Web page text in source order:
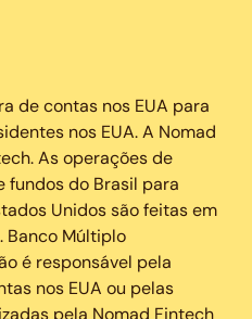
de contas nos EUA para
nos EUA. A Nomad
As operações de
fundos do Brasil para
Unidos são feitas em
Banco Múltiplo
é responsável pela
nos EUA ou pelas
pela Nomad Fintech